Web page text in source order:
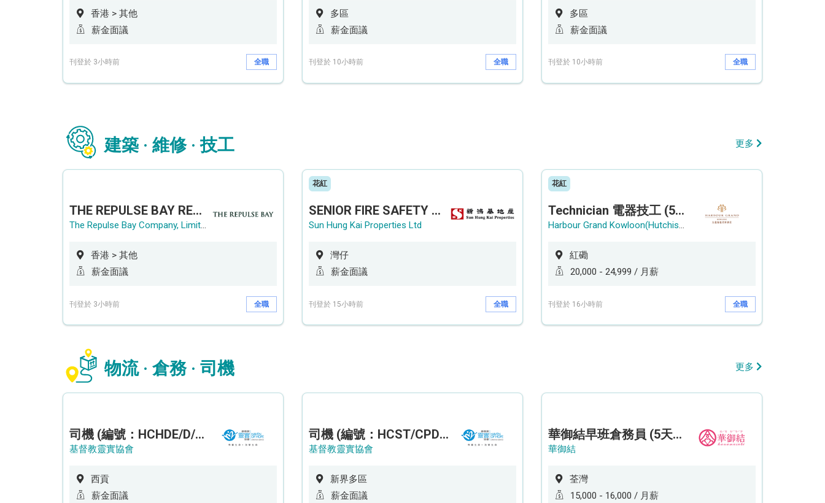
香港 > 其他
薪金面議
刊登於 3小時前 全職
多區
薪金面議
刊登於 10小時前 全職
多區
薪金面議
刊登於 10小時前 全職
建築 · 維修 · 技工 更多
THE REPULSE BAY RECRUITMENT DAY 淺水灣影灣園人才招聘會
The Repulse Bay Company, Limited
香港 > 其他
薪金面議
刊登於 3小時前 全職
花紅
SENIOR FIRE SAFETY OFFICER / FIRE SAFETY OFFICER
Sun Hung Kai Properties Ltd
灣仔
薪金面議
刊登於 15小時前 全職
花紅
Technician 電器技工 (5-Day Work Week)
Harbour Grand Kowloon(Hutchison Hotel Hong Kong Limited)
紅磡
20,000 - 24,999 / 月薪
刊登於 16小時前 全職
物流 · 倉務 · 司機 更多
司機 (編號：HCHDE/D/CTE)
基督教靈實協會
西貢
薪金面議
司機 (編號：HCST/CPD/CTE)
基督教靈實協會
新界多區
薪金面議
華御結早班倉務員 (5天工作週)
華御結
荃灣
15,000 - 16,000 / 月薪